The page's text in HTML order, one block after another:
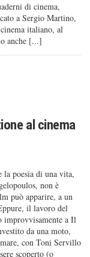
di cinema,
a Sergio Martino,
italiano, al
anche [...]
al cinema
poesia di una vita,
non è
può apparire, a un
il lavoro del
improvvisamente a Il
da una moto,
con Toni Servillo
scoperto (o